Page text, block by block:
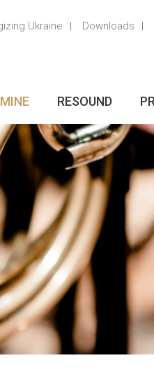
Ukraine Downloads
RESOUND